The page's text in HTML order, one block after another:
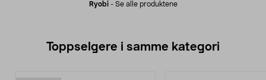
Ryobi- Se alle produktene
Toppselgere i samme kategori